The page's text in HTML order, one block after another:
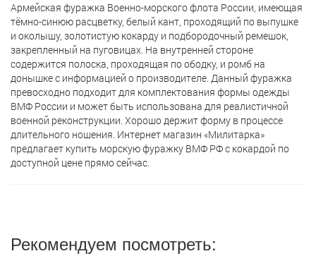
Армейская фуражка Военно-морского флота России, имеющая
тёмно-синюю расцветку, белый кант, проходящий по выпушке
и околышу, золотистую кокарду и подбородочный ремешок,
закрепленный на пуговицах. На внутренней стороне
содержится полоска, проходящая по ободку, и ромб на
донышке с информацией о производителе. Данный фуражка
превосходно подходит для комплектования формы одежды
ВМФ России и может быть использована для реалистичной
военной реконструкции. Хорошо держит форму в процессе
длительного ношения. Интернет магазин «Милитарка»
предлагает кyпить морскую фуражку ВМФ РФ с кокардой по
доступной цене прямо сейчас.
Рекомендуем посмотреть: